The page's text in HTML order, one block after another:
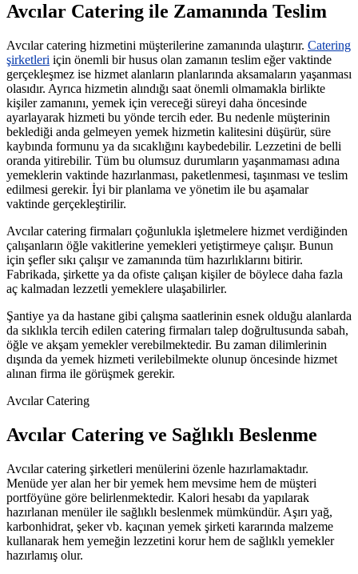
Avcılar Catering ile Zamanında Teslim
Avcılar catering hizmetini müşterilerine zamanında ulaştırır. Catering
şirketleri için önemli bir husus olan zamanın teslim eğer vaktinde
gerçekleşmez ise hizmet alanların planlarında aksamaların yaşanması
olasıdır. Ayrıca hizmetin alındığı saat önemli olmamakla birlikte
kişiler zamanını, yemek için vereceği süreyi daha öncesinde
ayarlayarak hizmeti bu yönde tercih eder. Bu nedenle müşterinin
beklediği anda gelmeyen yemek hizmetin kalitesini düşürür, süre
kaybında formunu ya da sıcaklığını kaybedebilir. Lezzetini de belli
oranda yitirebilir. Tüm bu olumsuz durumların yaşanmaması adına
yemeklerin vaktinde hazırlanması, paketlenmesi, taşınması ve teslim
edilmesi gerekir. İyi bir planlama ve yönetim ile bu aşamalar
vaktinde gerçekleştirilir.
Avcılar catering firmaları çoğunlukla işletmelere hizmet verdiğinden
çalışanların öğle vakitlerine yemekleri yetiştirmeye çalışır. Bunun
için şefler sıkı çalışır ve zamanında tüm hazırlıklarını bitirir.
Fabrikada, şirkette ya da ofiste çalışan kişiler de böylece daha fazla
aç kalmadan lezzetli yemeklere ulaşabilirler.
Şantiye ya da hastane gibi çalışma saatlerinin esnek olduğu alanlarda
da sıklıkla tercih edilen catering firmaları talep doğrultusunda sabah,
öğle ve akşam yemekler verebilmektedir. Bu zaman dilimlerinin
dışında da yemek hizmeti verilebilmekte olunup öncesinde hizmet
alınan firma ile görüşmek gerekir.
Avcılar Catering ve Sağlıklı Beslenme
Avcılar catering şirketleri menülerini özenle hazırlamaktadır.
Menüde yer alan her bir yemek hem mevsime hem de müşteri
portföyüne göre belirlenmektedir. Kalori hesabı da yapılarak
hazırlanan menüler ile sağlıklı beslenmek mümkündür. Aşırı yağ,
karbonhidrat, şeker vb. kaçınan yemek şirketi kararında malzeme
kullanarak hem yemeğin lezzetini korur hem de sağlıklı yemekler
hazırlamış olur.